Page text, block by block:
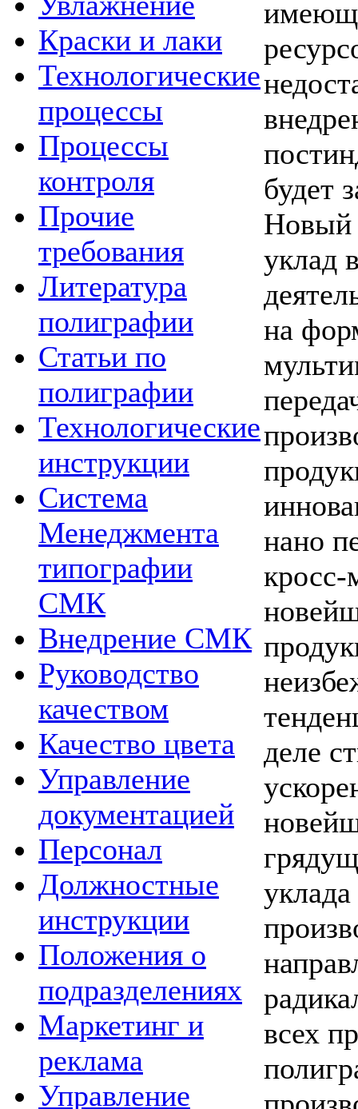
Краски и лаки
Технологические
процессы
Процессы
контроля
Прочие
требования
Литература
полиграфии
Статьи по
полиграфии
Технологические
инструкции
Система
Менеджмента
типографии
СМК
Внедрение СМК
Руководство
качеством
Качество цвета
Управление
документацией
Персонал
Должностные
инструкции
Положения о
подразделениях
Маркетинг и
реклама
Управление
будет
Новый
уклад
на
нано
деле
всех